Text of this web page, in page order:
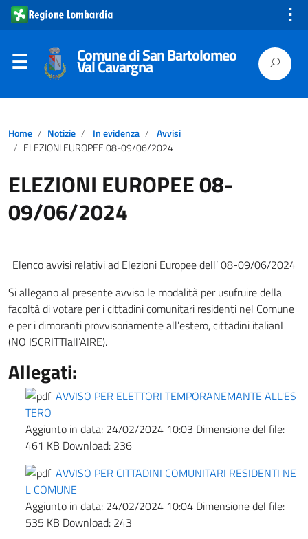
⋮
Comune di San Bartolomeo
Val Cavargna
Home Notizie In evidenza
Avvisi
ELEZIONI EUROPEE 08-09/06/2024
ELEZIONI EUROPEE 08-
09/06/2024
Elenco avvisi relativi ad Elezioni Europee dell’ 08-09/06/2024
Si allegano al presente avviso le modalità per usufruire della
facoltà di votare per i cittadini comunitari residenti nel Comune
e per i dimoranti provvisoriamente all’estero, cittadini italianI
(NO ISCRITTIall’AIRE).
Allegati:
AVVISO PER ELETTORI TEMPORANEMANTE ALL'ES
TERO
Aggiunto in data: 24/02/2024 10:03 Dimensione del file:
461 KB Download: 236
AVVISO PER CITTADINI COMUNITARI RESIDENTI NE
L COMUNE
Aggiunto in data: 24/02/2024 10:04 Dimensione del file:
535 KB Download: 243